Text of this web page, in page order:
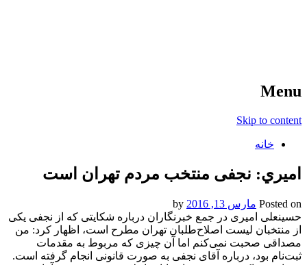
Menu
Skip to content
خانه
اميري: نجفی منتخب مردم تهران است
Posted on مارس 13, 2016
حسینعلی امیری در جمع خبرنگاران درباره شکایتی که از نجفی یکی
از منتخبان لیست اصلاح‌طلبان تهران مطرح است، اظهار کرد: من
مصداقی صحبت نمی‌کنم اما آن چیزی که مربوط به مقدمات
ثبت‌نام بود، درباره آقای نجفی به صورت قانونی انجام گرفته است.